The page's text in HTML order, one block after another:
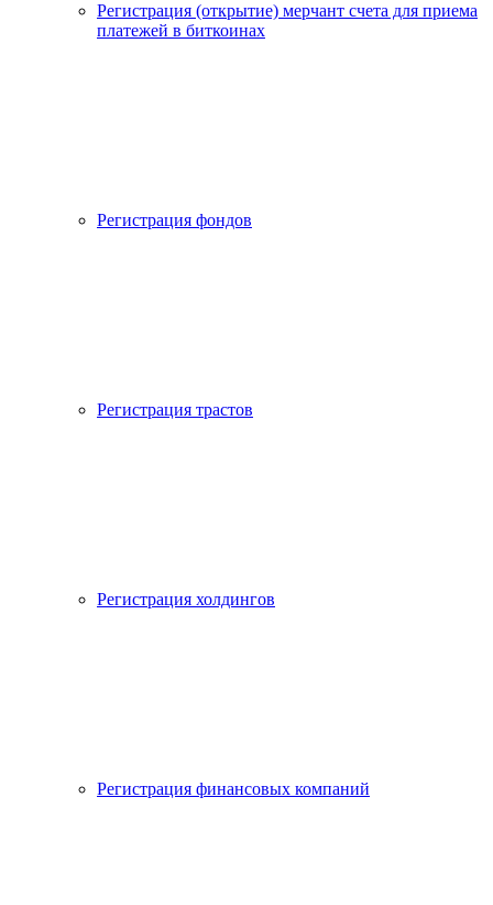
Регистрация (открытие) мерчант счета для приема
платежей в биткоинах
Регистрация фондов
Регистрация трастов
Регистрация холдингов
Регистрация финансовых компаний